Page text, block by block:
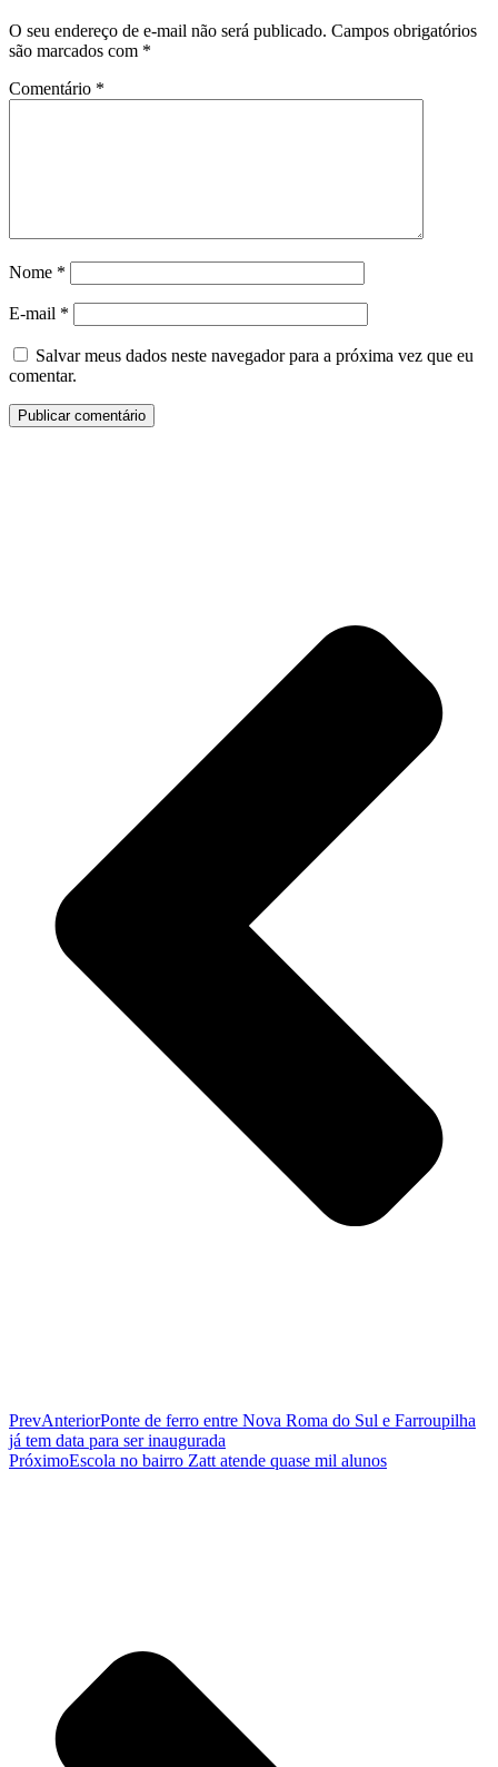
O seu endereço de e-mail não será publicado. Campos obrigatórios
são marcados com *
Comentário *
Nome *
E-mail *
Salvar meus dados neste navegador para a próxima vez que eu
comentar.
PrevAnteriorPonte de ferro entre Nova Roma do Sul e Farroupilha
já tem data para ser inaugurada
PróximoEscola no bairro Zatt atende quase mil alunos